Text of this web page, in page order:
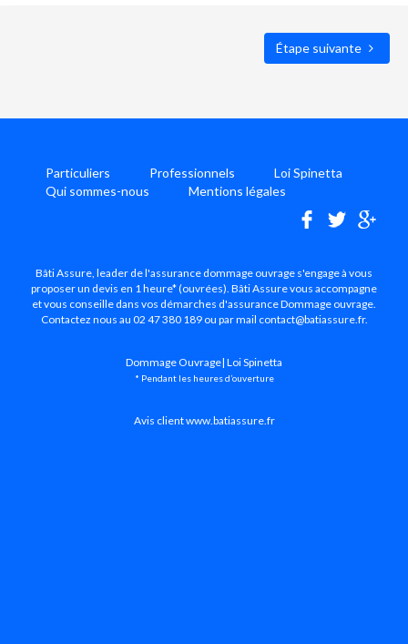
Étape suivante
Particuliers Professionnels
Loi Spinetta
Qui sommes-nous
Mentions légales
Bâti Assure, leader de l'assurance dommage ouvrage s'engage à vous
proposer un devis en 1 heure* (ouvrées). Bâti Assure vous accompagne
et vous conseille dans vos démarches d'assurance Dommage ouvrage.
Contactez nous au 02 47 380 189 ou par mail contact@batiassure.fr.
Dommage Ouvrage| Loi Spinetta
* Pendant les heures d’ouverture
Avis client www.batiassure.fr